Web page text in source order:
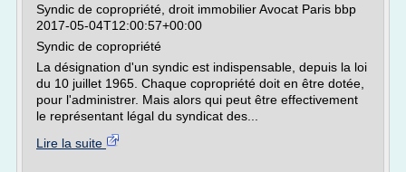
Syndic de copropriété, droit immobilier Avocat Paris bbp
2017-05-04T12:00:57+00:00
Syndic de copropriété
La désignation d'un syndic est indispensable, depuis la loi
du 10 juillet 1965. Chaque copropriété doit en être dotée,
pour l'administrer. Mais alors qui peut être effectivement
le représentant légal du syndicat des...
Lire la suite